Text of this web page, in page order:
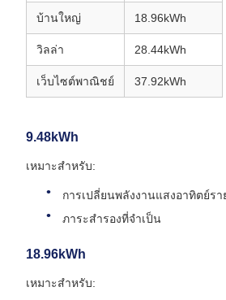
บ้านใหญ่ 18.96kWh
วิลล่า 28.44kWh
เว็บไซต์พาณิชย์ 37.92kWh
9.48kWh
เหมาะสําหรับ:
การเปลี่ยนพลังงานแสงอาทิตย์ร
ภาระสํารองที่จําเป็น
18.96kWh
เหมาะสําหรับ: